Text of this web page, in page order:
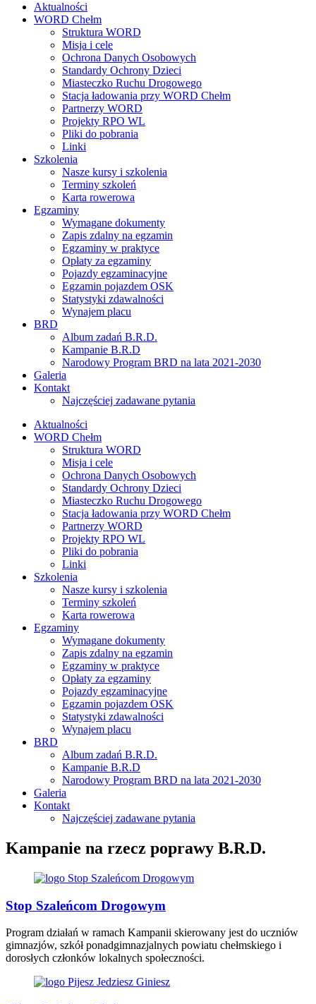
Aktualności
WORD Chełm
Struktura WORD
Misja i cele
Ochrona Danych Osobowych
Standardy Ochrony Dzieci
Miasteczko Ruchu Drogowego
Stacja ładowania przy WORD Chełm
Partnerzy WORD
Projekty RPO WL
Pliki do pobrania
Linki
Szkolenia
Nasze kursy i szkolenia
Terminy szkoleń
Karta rowerowa
Egzaminy
Wymagane dokumenty
Zapis zdalny na egzamin
Egzaminy w praktyce
Opłaty za egzaminy
Pojazdy egzaminacyjne
Egzamin pojazdem OSK
Statystyki zdawalności
Wynajem placu
BRD
Album zadań B.R.D.
Kampanie B.R.D
Narodowy Program BRD na lata 2021-2030
Galeria
Kontakt
Najczęściej zadawane pytania
Aktualności
WORD Chełm
Struktura WORD
Misja i cele
Ochrona Danych Osobowych
Standardy Ochrony Dzieci
Miasteczko Ruchu Drogowego
Stacja ładowania przy WORD Chełm
Partnerzy WORD
Projekty RPO WL
Pliki do pobrania
Linki
Szkolenia
Nasze kursy i szkolenia
Terminy szkoleń
Karta rowerowa
Egzaminy
Wymagane dokumenty
Zapis zdalny na egzamin
Egzaminy w praktyce
Opłaty za egzaminy
Pojazdy egzaminacyjne
Egzamin pojazdem OSK
Statystyki zdawalności
Wynajem placu
BRD
Album zadań B.R.D.
Kampanie B.R.D
Narodowy Program BRD na lata 2021-2030
Galeria
Kontakt
Najczęściej zadawane pytania
Kampanie na rzecz poprawy B.R.D.
Stop Szaleńcom Drogowym
Program działań w ramach Kampanii skierowany jest do uczniów
gimnazjów, szkół ponadgimnazjalnych powiatu chełmskiego i
dorosłych członków lokalnych społeczności.